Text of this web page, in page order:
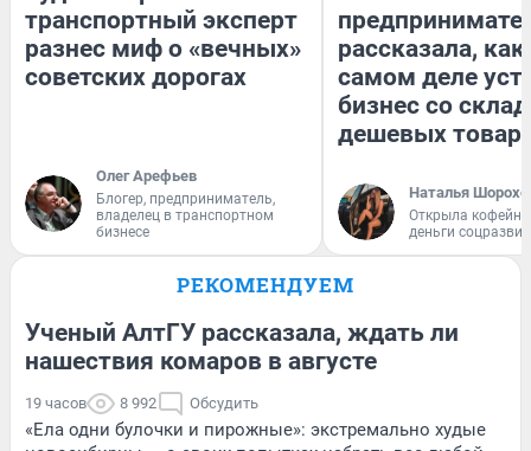
транспортный эксперт
разнес миф о «вечных»
советских дорогах
Олег Арефьев
Блогер, предприниматель,
владелец в транспортном
бизнесе
рассказала, как
самом деле
бизнес со
дешевых
Наталья
Открыла
деньги
РЕКОМЕНДУЕМ
Ученый АлтГУ рассказала, ждать ли
нашествия комаров в августе
19 часов 8 992 Обсудить
«Ела одни булочки и пирожные»: экстремально худые